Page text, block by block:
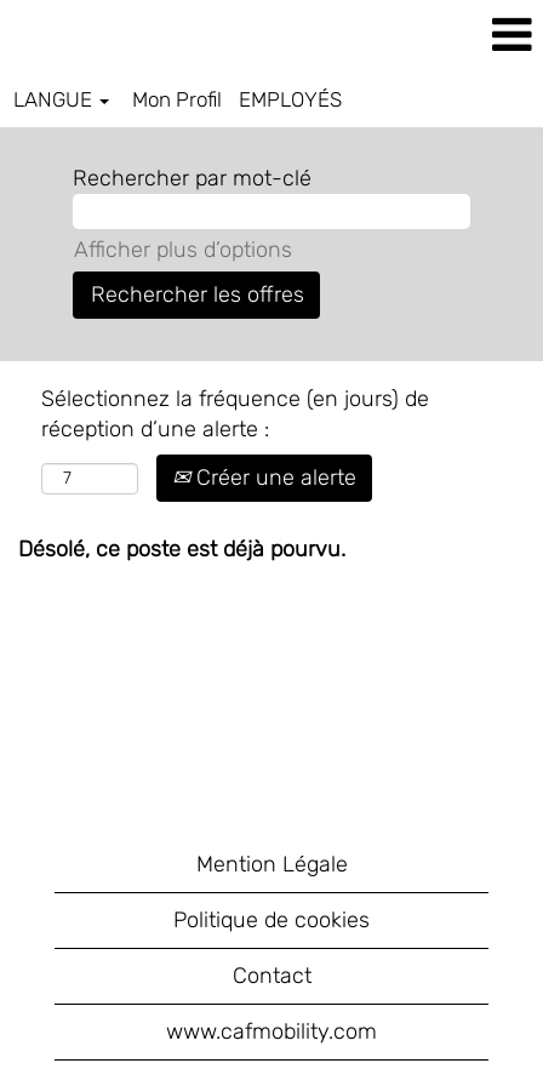
LANGUE Mon Profil EMPLOYÉS
Rechercher par mot-clé
Afficher plus d’options
Sélectionnez la fréquence (en jours) de
réception d’une alerte :
Créer une alerte
Désolé, ce poste est déjà pourvu.
Mention Légale
Politique de cookies
Contact
www.cafmobility.com